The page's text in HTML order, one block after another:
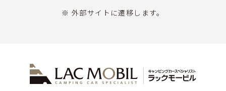
※ 外部サイトに遷移します。